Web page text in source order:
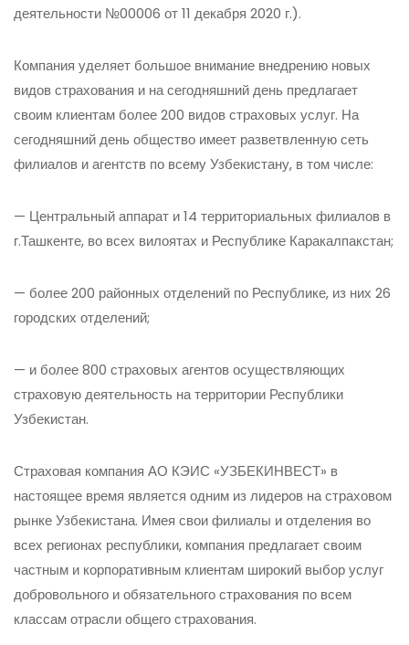
деятельности №00006 от 11 декабря 2020 г.).
Компания уделяет большое внимание внедрению новых
видов страхования и на сегодняшний день предлагает
своим клиентам более 200 видов страховых услуг. На
сегодняшний день общество имеет разветвленную сеть
филиалов и агентств по всему Узбекистану, в том числе:
— Центральный аппарат и 14 территориальных филиалов в
г.Ташкенте, во всех вилоятах и Республике Каракалпакстан;
— более 200 районных отделений по Республике, из них 26
городских отделений;
— и более 800 страховых агентов осуществляющих
страховую деятельность на территории Республики
Узбекистан.
Страховая компания АО КЭИС «УЗБЕКИНВЕСТ» в
настоящее время является одним из лидеров на страховом
рынке Узбекистана. Имея свои филиалы и отделения во
всех регионах республики, компания предлагает своим
частным и корпоративным клиентам широкий выбор услуг
добровольного и обязательного страхования по всем
классам отрасли общего страхования.